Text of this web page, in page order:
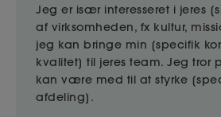
Jeg er især interesseret i jeres
af virksomheden, fx kultur,
jeg kan bringe min [specifik
kvalitet] til jeres team. Jeg tror
kan være med til at styrke
afdeling].